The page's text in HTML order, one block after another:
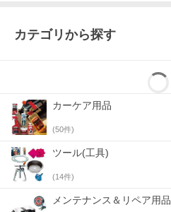
カテゴリから探す
カーケア用品
(50件)
ツール(工具)
(14件)
メンテナンス＆リペア用品